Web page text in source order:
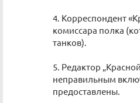
4. Корреспондент
комиссара полка
танков).
5. Редактор
неправильным
предоставлены.